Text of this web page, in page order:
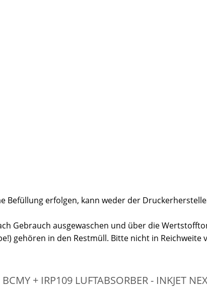
Befüllung erfolgen, kann weder der
Gebrauch ausgewaschen und über die
gehören in den Restmüll. Bitte nicht in Reichweite
+ IRP109 LUFTABSORBER - INKJET